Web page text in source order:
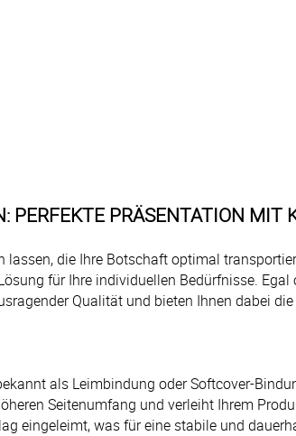
PERFEKTE PRÄSENTATION
die Ihre Botschaft optimal
für Ihre individuellen Bedürfnisse.
Qualität und bieten Ihnen dabei
als Leimbindung oder Softcover-
Seitenumfang und verleiht Ihrem
eingeleimt, was für eine stabile und